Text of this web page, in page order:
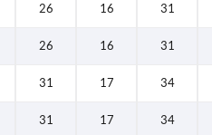
26 16 31
26 16 31
31 17 34
31 17 34